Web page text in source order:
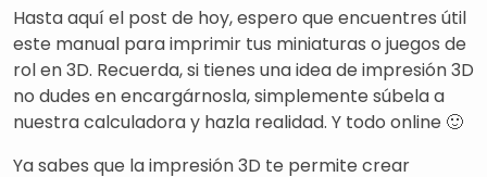
Hasta aquí el post de hoy, espero que encuentres útil
este manual para imprimir tus miniaturas o juegos de
rol en 3D. Recuerda, si tienes una idea de impresión 3D
no dudes en encargárnosla, simplemente súbela a
nuestra calculadora y hazla realidad. Y todo online 🙂
Ya sabes que la impresión 3D te permite crear